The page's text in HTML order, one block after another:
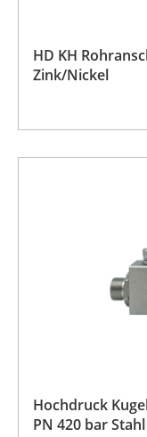
HD KH
Zink/Nickel
Hochdruck
PN 420 bar